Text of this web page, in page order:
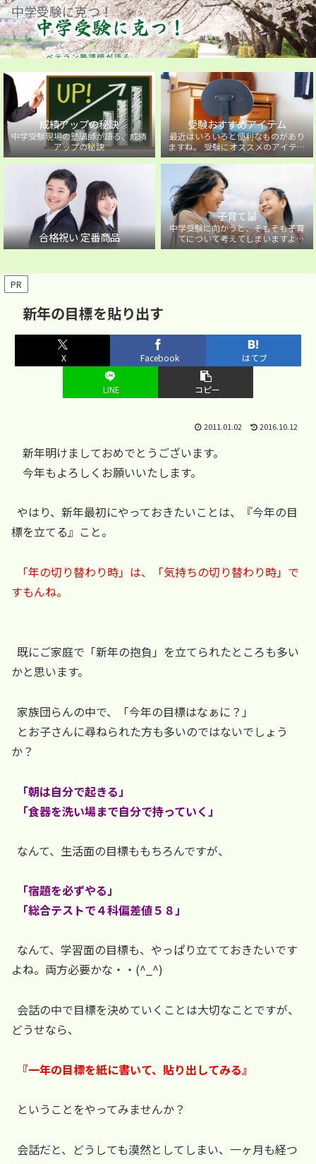
中学受験に克つ！
成績アップの秘訣
中学受験現場の塾講師が語る、成績
アップの秘訣
受験おすすめアイテム
最近はいろいろと便利なものがあり
ますね。 受験にオススメのアイテム
を紹介しています。
合格祝い 定番商品
子育て論
中学受験に向かうと、そもそも子育
てについて考えてしまいますよ
ね・・・。中学受験に向かうお子様
PR
新年の目標を貼り出す
X Facebook はてブ
LINE コピー
2011.01.02 2016.10.12
新年明けましておめでとうございます。
今年もよろしくお願いいたします。
やはり、新年最初にやっておきたいことは、『今年の目
標を立てる』こと。
「年の切り替わり時」は、「気持ちの切り替わり時」で
すもんね。
既にご家庭で「新年の抱負」を立てられたところも多い
かと思います。
家族団らんの中で、「今年の目標はなぁに？」
とお子さんに尋ねられた方も多いのではないでしょう
か？
「朝は自分で起きる」
「食器を洗い場まで自分で持っていく」
なんて、生活面の目標ももちろんですが、
「宿題を必ずやる」
「総合テストで４科偏差値５８」
なんて、学習面の目標も、やっぱり立てておきたいです
よね。両方必要かな・・(^_^)
会話の中で目標を決めていくことは大切なことですが、
どうせなら、
『一年の目標を紙に書いて、貼り出してみる』
ということをやってみませんか？
会話だと、どうしても漠然としてしまい、一ヶ月も経つ